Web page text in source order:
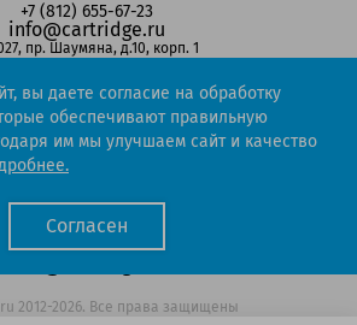
+7 (812) 655-67-23
info@cartridge.ru
пр. Шаумяна, д.10, корп. 1
(Санкт-Петербург)
т Маршала Блюхера, д.78Б
8-800-302-51-53
(звонок бесплатный)
2012-2026. Все права защищены
вы даете согласие на обработку
обеспечивают правильную
им мы улучшаем сайт и качество
Согласен